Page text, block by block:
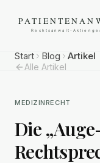
Start Blog Artikel
Alle Artikel
MEDIZINRECHT
Die